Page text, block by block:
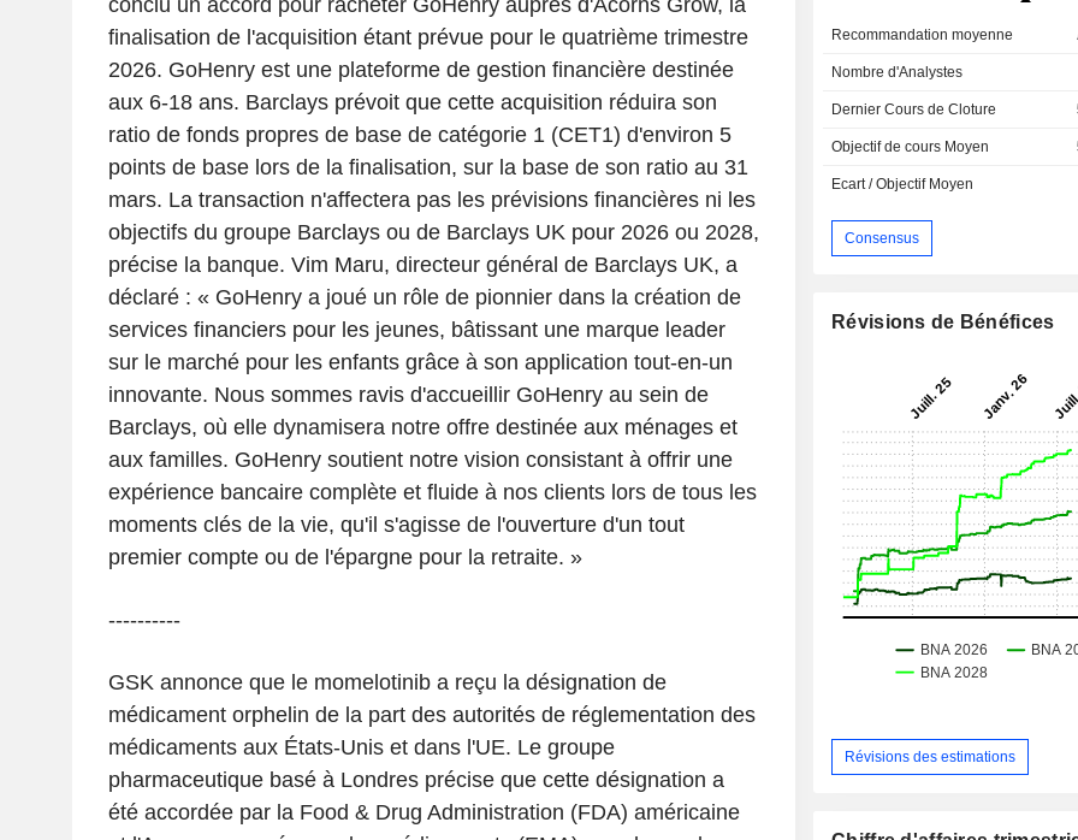
conclu un accord pour racheter GoHenry auprès d'Acorns Grow, la
finalisation de l'acquisition étant prévue pour le quatrième trimestre
2026. GoHenry est une plateforme de gestion financière destinée
aux 6-18 ans. Barclays prévoit que cette acquisition réduira son
ratio de fonds propres de base de catégorie 1 (CET1) d'environ 5
points de base lors de la finalisation, sur la base de son ratio au 31
mars. La transaction n'affectera pas les prévisions financières ni les
objectifs du groupe Barclays ou de Barclays UK pour 2026 ou 2028,
précise la banque. Vim Maru, directeur général de Barclays UK, a
déclaré : « GoHenry a joué un rôle de pionnier dans la création de
services financiers pour les jeunes, bâtissant une marque leader
sur le marché pour les enfants grâce à son application tout-en-un
innovante. Nous sommes ravis d'accueillir GoHenry au sein de
Barclays, où elle dynamisera notre offre destinée aux ménages et
aux familles. GoHenry soutient notre vision consistant à offrir une
expérience bancaire complète et fluide à nos clients lors de tous les
moments clés de la vie, qu'il s'agisse de l'ouverture d'un tout
premier compte ou de l'épargne pour la retraite. »
----------
GSK annonce que le momelotinib a reçu la désignation de
médicament orphelin de la part des autorités de réglementation des
médicaments aux États-Unis et dans l'UE. Le groupe
pharmaceutique basé à Londres précise que cette désignation a
été accordée par la Food & Drug Administration (FDA) américaine
Recommandation moyenne
Nombre d'Analystes
Dernier Cours de Cloture
Objectif de cours Moyen
Ecart / Objectif Moyen
Consensus
Révisions de Bénéfices
Révisions des estimations